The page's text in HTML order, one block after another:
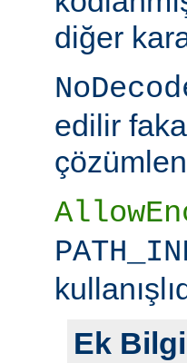
diğer
edilir
Ek Bilgi